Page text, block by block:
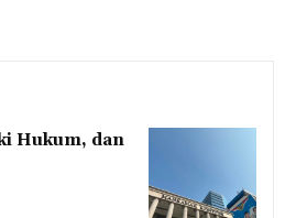
Hukum, dan